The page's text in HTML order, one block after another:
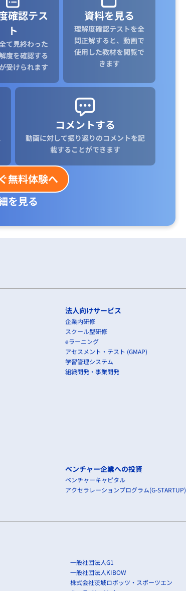
確認テス
ト
て見終わった
度を確認する
受けられます
資料を見る
理解度確認テストを全
問正解すると、動画で
使用した教材を閲覧で
きます
コメントする
動画に対して振り返りのコメントを記
載することができます
無料体験へ
を見る
法人向けサービス
企業内研修
スクール型研修
eラーニング
アセスメント・テスト (GMAP)
学習管理システム
組織開発・事業開発
ベンチャー企業への投資
ベンチャーキャピタル
アクセラレーションプログラム(G-STARTUP)
一般社団法人G1
一般社団法人KIBOW
株式会社茨城ロボッツ・スポーツエン